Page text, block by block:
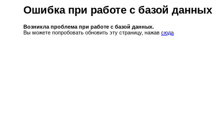
Ошибка при работе с базой данных
Возникла проблема при работе с базой данных.
Вы можете попробовать обновить эту страницу, нажав сюда